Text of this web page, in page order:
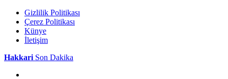
Gizlilik Politikası
Çerez Politikası
Künye
İletişim
Hakkari Son Dakika